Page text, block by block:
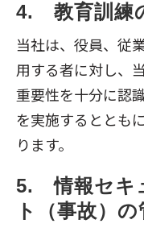
4.　教育訓練
当社は、役員、従
用する者に対し、
重要性を十分に認
を実施するととも
ります。
5.　情報セキ
ト（事故）の